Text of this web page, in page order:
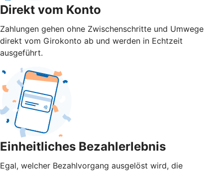
Direkt vom Konto
Zahlungen gehen ohne Zwischenschritte und Umwege
direkt vom Girokonto ab und werden in Echtzeit
ausgeführt.
Einheitliches Bezahlerlebnis
Egal, welcher Bezahlvorgang ausgelöst wird, die